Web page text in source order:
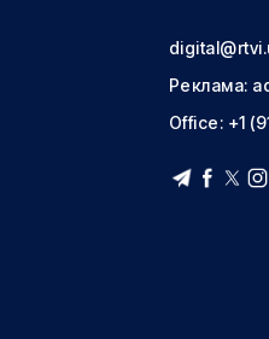
Реклама:
Office: +1